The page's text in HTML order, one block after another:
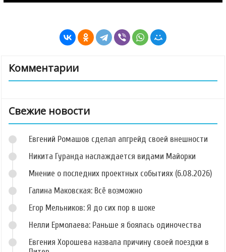
Комментарии
Свежие новости
Евгений Ромашов сделал апгрейд своей внешности
Никита Гуранда наслаждается видами Майорки
Мнение о последних проектных событиях (6.08.2026)
Галина Маковская: Всё возможно
Егор Мельников: Я до сих пор в шоке
Нелли Ермолаева: Раньше я боялась одиночества
Евгения Хорошева назвала причину своей поездки в